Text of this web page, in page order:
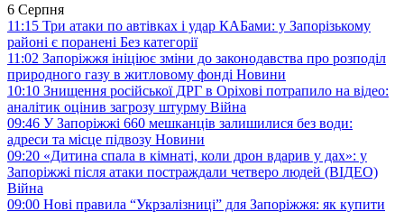
6 Серпня
11:15 Три атаки по автівках і удар КАБами: у Запорізькому
районі є поранені Без категорії
11:02 Запоріжжя ініціює зміни до законодавства про розподіл
природного газу в житловому фонді Новини
10:10 Знищення російської ДРГ в Оріхові потрапило на відео:
аналітик оцінив загрозу штурму Війна
09:46 У Запоріжжі 660 мешканців залишилися без води:
адреси та місце підвозу Новини
09:20 «Дитина спала в кімнаті, коли дрон вдарив у дах»: у
Запоріжжі після атаки постраждали четверо людей (ВІДЕО)
Війна
09:00 Нові правила “Укрзалізниці” для Запоріжжя: як купити